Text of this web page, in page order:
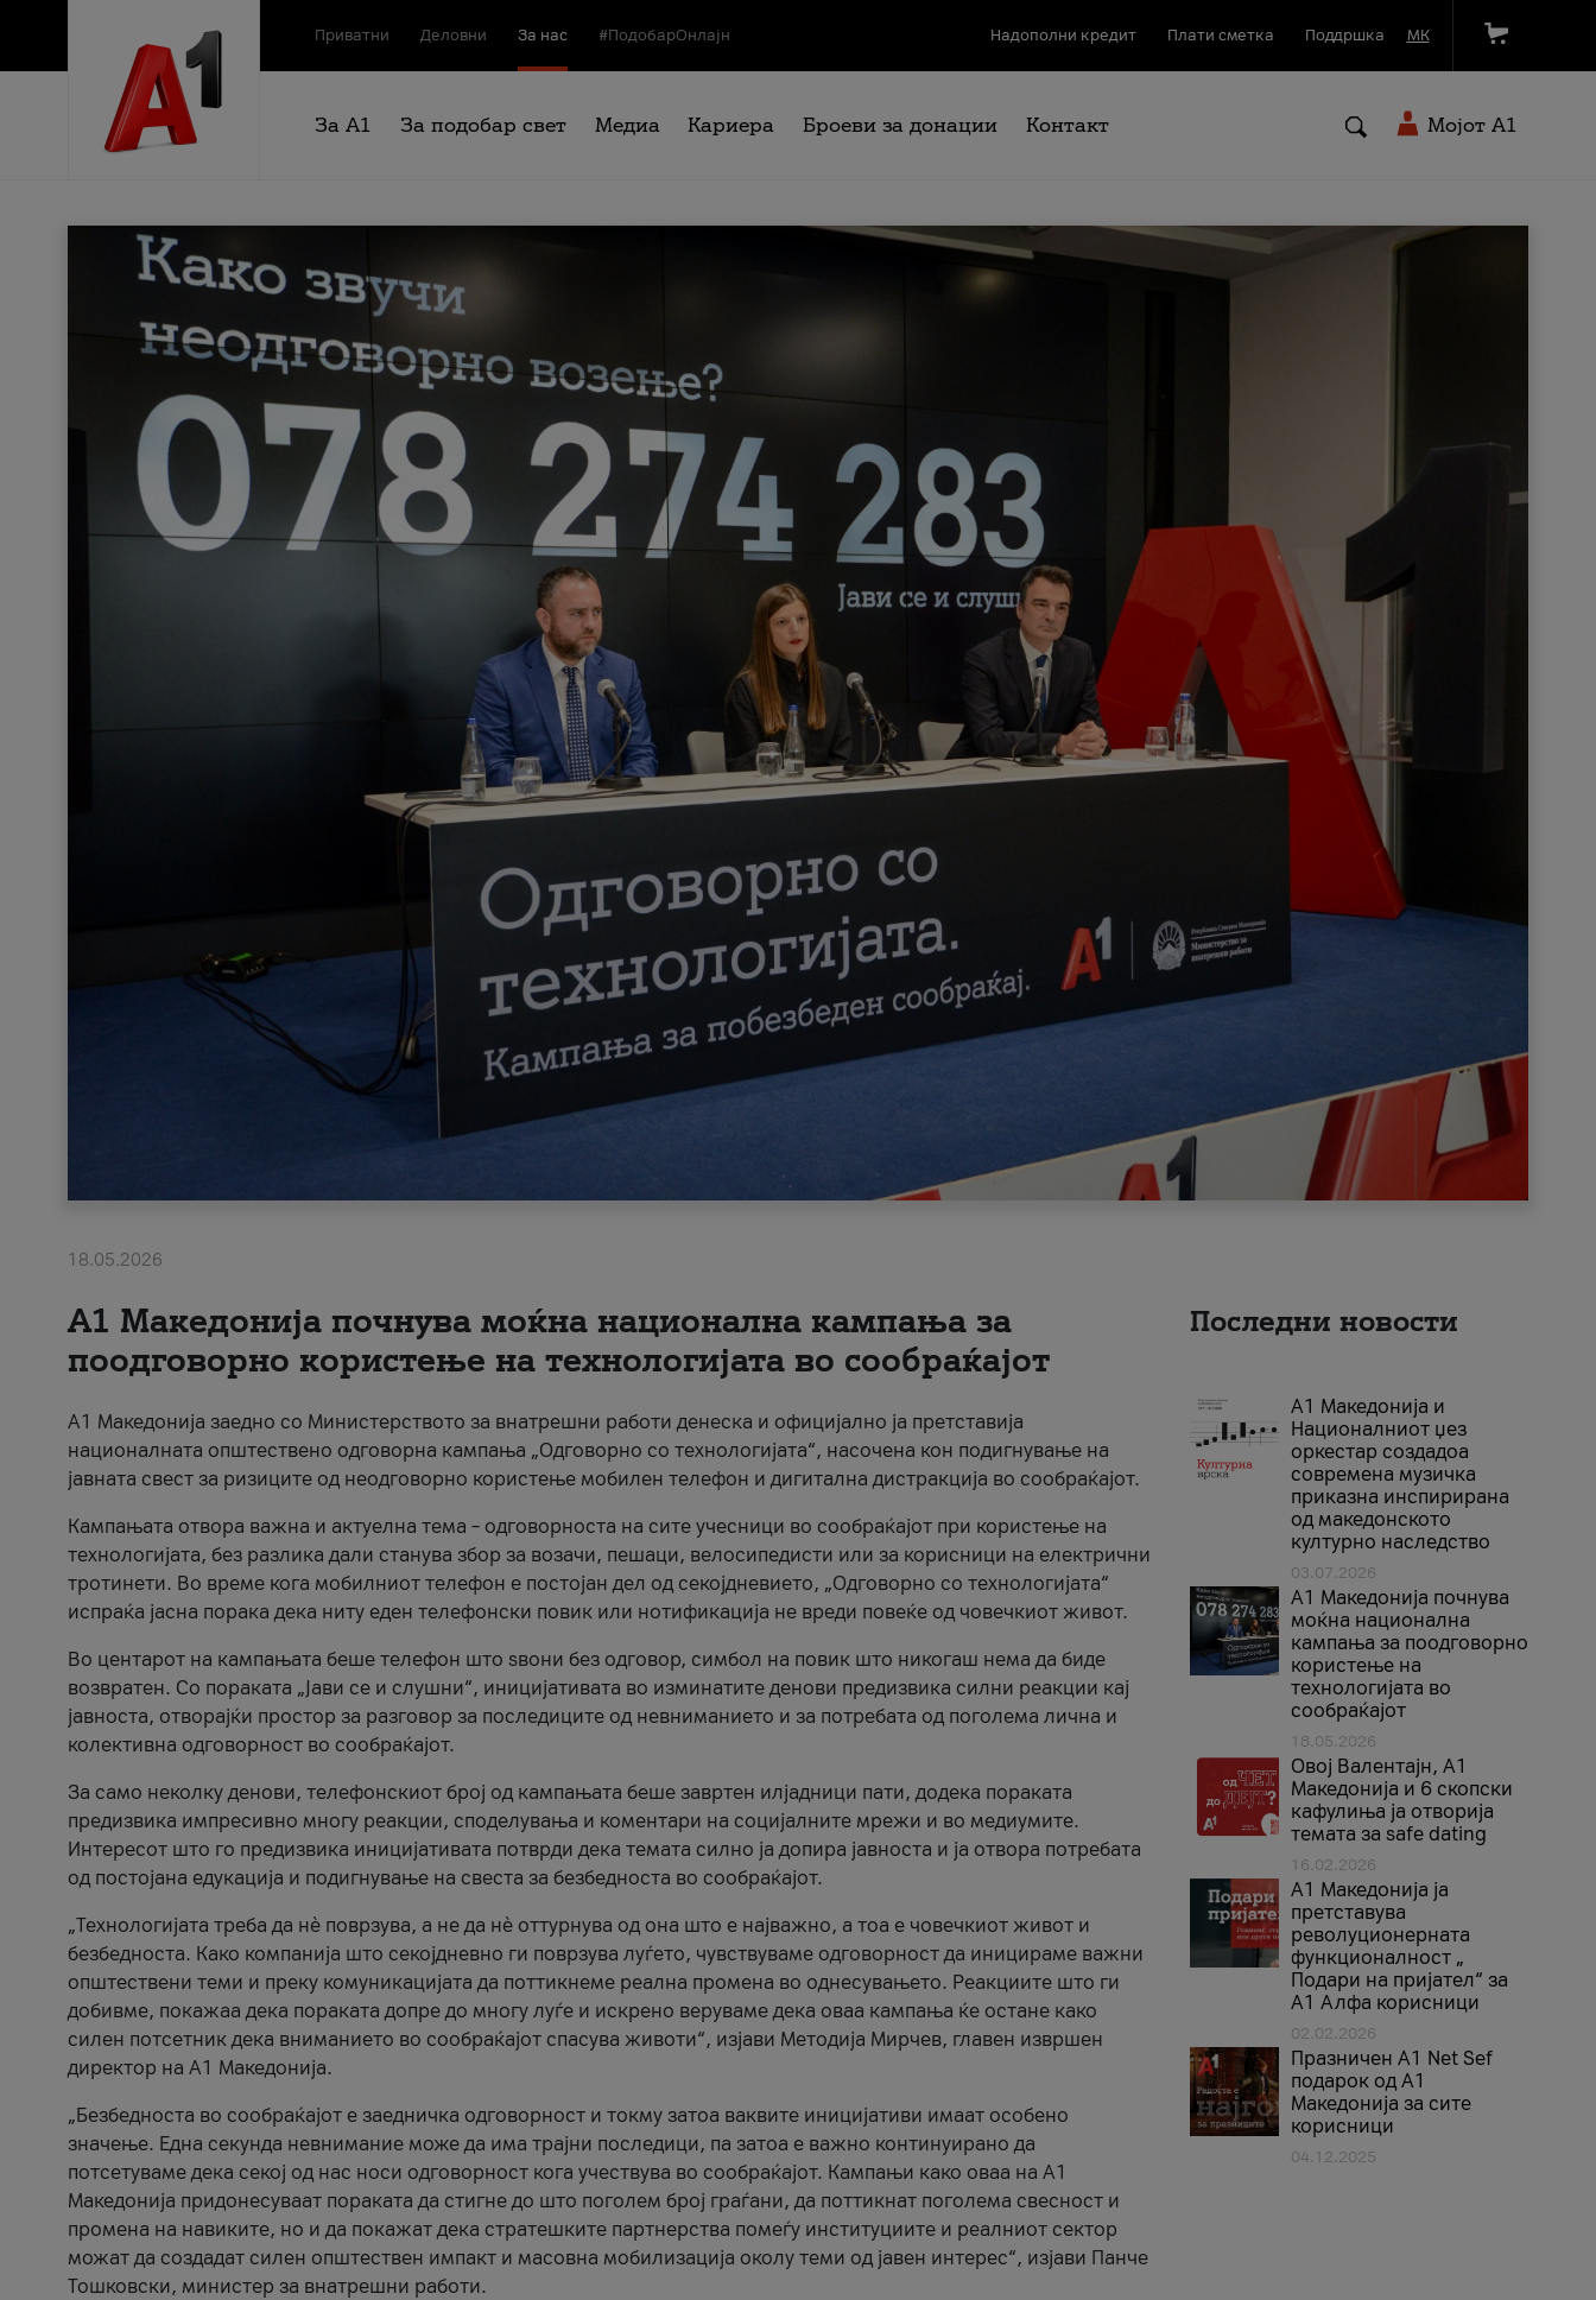
Приватни Деловни За нас #ПодобарОнлајн Надополни кредит Плати сметка Поддршка МК
За А1 За подобар свет Медиа Кариера Броеви за донации Контакт Мојот A1
18.05.2026
A1 Македонија почнува моќна национална кампања за
поодговорно користење на технологијата во сообраќајот
A1 Македонија заедно со Министерството за внатрешни работи денеска и официјално ја претставија
националната општествено одговорна кампања „Одговорно со технологијата“, насочена кон подигнување на
јавната свест за ризиците од неодговорно користење мобилен телефон и дигитална дистракција во сообраќајот.
Кампањата отвора важна и актуелна тема – одговорноста на сите учесници во сообраќајот при користење на
технологијата, без разлика дали станува збор за возачи, пешаци, велосипедисти или за корисници на електрични
тротинети. Во време кога мобилниот телефон е постојан дел од секојдневието, „Одговорно со технологијата“
испраќа јасна порака дека ниту еден телефонски повик или нотификација не вреди повеќе од човечкиот живот.
Во центарот на кампањата беше телефон што ѕвони без одговор, симбол на повик што никогаш нема да биде
возвратен. Со пораката „Јави се и слушни“, иницијативата во изминатите денови предизвика силни реакции кај
јавноста, отворајќи простор за разговор за последиците од невниманието и за потребата од поголема лична и
колективна одговорност во сообраќајот.
За само неколку денови, телефонскиот број од кампањата беше завртен илјадници пати, додека пораката
предизвика импресивно многу реакции, споделувања и коментари на социјалните мрежи и во медиумите.
Интересот што го предизвика иницијативата потврди дека темата силно ја допира јавноста и ја отвора потребата
од постојана едукација и подигнување на свеста за безбедноста во сообраќајот.
„Технологијата треба да нè поврзува, а не да нè оттурнува од она што е најважно, а тоа е човечкиот живот и
безбедноста. Како компанија што секојдневно ги поврзува луѓето, чувствуваме одговорност да иницираме важни
општествени теми и преку комуникацијата да поттикнеме реална промена во однесувањето. Реакциите што ги
добивме, покажаа дека пораката допре до многу луѓе и искрено веруваме дека оваа кампања ќе остане како
силен потсетник дека вниманието во сообраќајот спасува животи“, изјави Методија Мирчев, главен извршен
директор на А1 Македонија.
„Безбедноста во сообраќајот е заедничка одговорност и токму затоа ваквите иницијативи имаат особено
значење. Една секунда невнимание може да има трајни последици, па затоа е важно континуирано да
потсетуваме дека секој од нас носи одговорност кога учествува во сообраќајот. Кампањи како оваа на A1
Македонија придонесуваат пораката да стигне до што поголем број граѓани, да поттикнат поголема свесност и
промена на навиките, но и да покажат дека стратешките партнерства помеѓу институциите и реалниот сектор
можат да создадат силен општествен импакт и масовна мобилизација околу теми од јавен интерес“, изјави Панче
Тошковски, министер за внатрешни работи.
Последни новости
А1 Македонија и
Националниот џез
оркестар создадоа
современа музичка
приказна инспирирана
од македонското
културно наследство
03.07.2026
A1 Македонија почнува
моќна национална
кампања за поодговорно
користење на
технологијата во
сообраќајот
18.05.2026
Овој Валентајн, A1
Македонија и 6 скопски
кафулиња ја отворија
темата за safe dating
16.02.2026
А1 Македонија ја
претставува
револуционерната
функционалност „
Подари на пријател“ за
А1 Алфа корисници
02.02.2026
Празничен A1 Net Sеf
подарок од А1
Македонија за сите
корисници
04.12.2025